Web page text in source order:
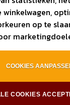
Over Van der Zee
der Zee door de jaren
Vacatures
op te
COOKIES
COOKIES